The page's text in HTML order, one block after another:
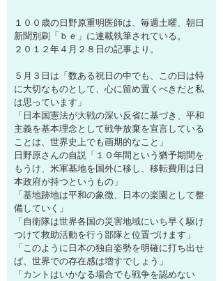
１００歳の日野原重明医師は、毎週土曜、朝日
新聞別刷「ｂｅ」に連載執筆されている。
２０１２年４月２８日の記事より。
５月３日は「数ある祝日の中でも、この日は特
に大切なものとして、心に留め置くべきだと私
は思っています」
「日本国憲法が大戦の深い反省に基づき、平和
主義を基本理念として戦争放棄を宣言している
ことは、世界史上でも画期的なこと」
日野原さんの自説「１０年間という猶予期間を
もうけ、米軍基地を国外に移し、移転費用は日
本政府が持つというもの」
「基地跡地は平和の象徴、日本の楽園として整
備していく」
「自衛隊は世界各国の災害地域にいち早く駆け
つけて救助活動を行う部隊と位置づけます」
「このように日本の独自姿勢を明確に打ち出せ
ば、世界での存在感は増すでしょう」
「カントはいかなる場合でも戦争を認めない